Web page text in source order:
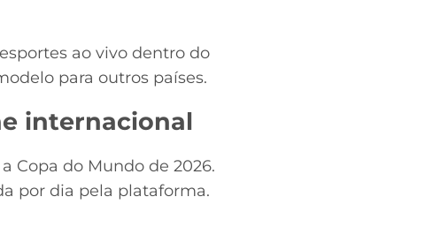
ao vivo dentro do
para outros países.
internacional
Copa do Mundo de 2026.
por dia pela plataforma.